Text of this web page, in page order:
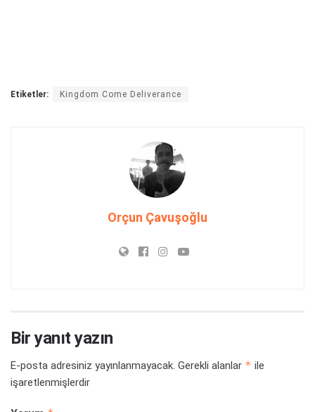
Etiketler: Kingdom Come Deliverance
Orçun Çavuşoğlu
Bir yanıt yazın
E-posta adresiniz yayınlanmayacak. Gerekli alanlar * ile
işaretlenmişlerdir